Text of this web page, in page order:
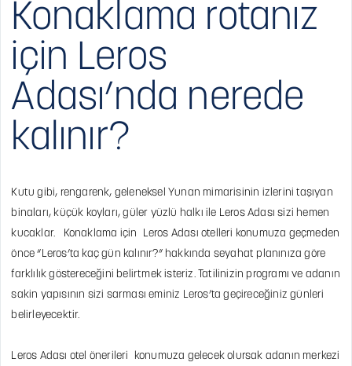
Konaklama rotanız
için Leros
Adası’nda nerede
kalınır?
Kutu gibi, rengarenk, geleneksel Yunan mimarisinin izlerini taşıyan
binaları, küçük koyları, güler yüzlü halkı ile Leros Adası sizi hemen
kucaklar. Konaklama için Leros Adası otelleri konumuza geçmeden
önce “Leros’ta kaç gün kalınır?” hakkında seyahat planınıza göre
farklılık göstereceğini belirtmek isteriz. Tatilinizin programı ve adanın
sakin yapısının sizi sarması eminiz Leros’ta geçireceğiniz günleri
belirleyecektir.
Leros Adası otel önerileri konumuza gelecek olursak adanın merkezi